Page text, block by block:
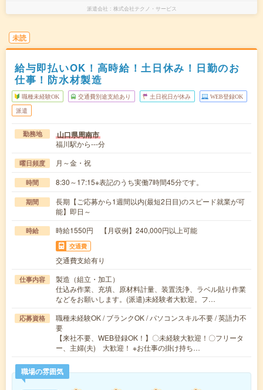
派遣会社 株式会社テクノ・サービス
未読
給与即払いOK！高時給！土日休み！日勤のお
仕事！防水材製造
職種未経験OK 交通費別途支給あり 土日祝日が休み WEB登録OK
派遣
勤務地 山口県周南市
福川駅から---分
曜日頻度 月～金・祝
時間 8:30～17:15※表記のうち実働7時間45分です。
期間
長期【ご応募から1週間以内(最短2日目)のスピード就業が可
能】即日～
時給 時給1550円 【月収例】240,000円以上可能
交通費
交通費支給有り
仕事内容
製造（組立・加工）
仕込み作業、充填、原材料計量、装置洗浄、ラベル貼り作業
などをお願いします。(派遣)未経験者大歓迎。フ…
応募資格
職種未経験OK / ブランクOK / パソコンスキル不要 / 英語力不
要
【来社不要、WEB登録OK！】〇未経験大歓迎！〇フリータ
ー、主婦(夫) 大歓迎！ ※お仕事の掛け持ち…
職場の雰囲気